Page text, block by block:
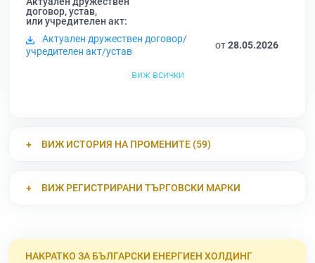
договор, устав,
или учредителен акт:
Актуален дружествен договор/
учредителен акт/устав
от28.05.2026
виж всички
ВИЖ ИСТОРИЯ НА ПРОМЕНИТЕ (59)
ВИЖ РЕГИСТРИРАНИ ТЪРГОВСКИ МАРКИ
НАКРАТКО ЗА БЪЛГАРСКИ ЕНЕРГИЕН ХОЛДИНГ